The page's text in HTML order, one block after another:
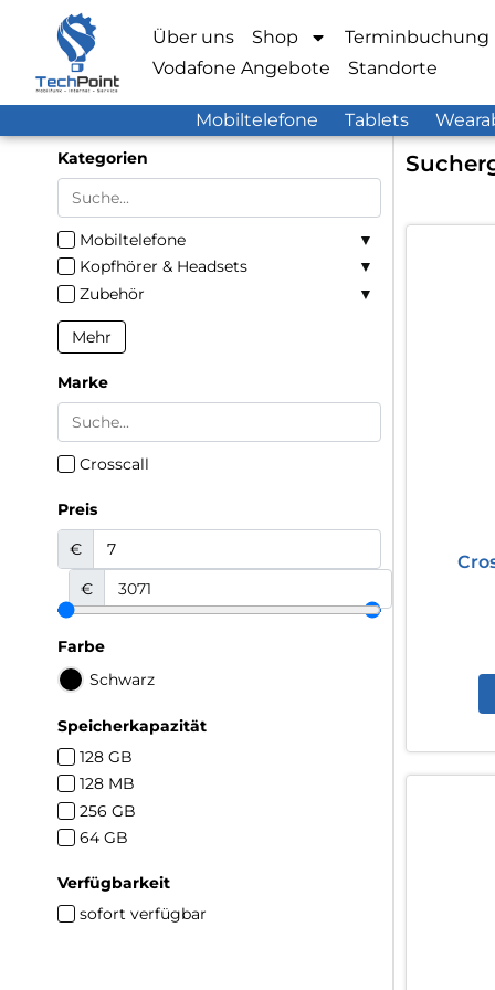
Über uns Shop
Terminbuchung
Vodafone Angebote
Standorte
Mobiltelefone Tablets
Kategorien
Mobiltelefone
Kopfhörer & Headsets
Zubehör
Mehr
Marke
Crosscall
Preis
€
€
Farbe
Schwarz
Speicherkapazität
128 GB
128 MB
256 GB
64 GB
Verfügbarkeit
sofort verfügbar